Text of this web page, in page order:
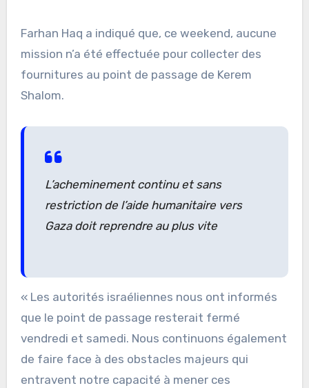
Farhan Haq a indiqué que, ce weekend, aucune
mission n’a été effectuée pour collecter des
fournitures au point de passage de Kerem
Shalom.
L’acheminement continu et sans
restriction de l’aide humanitaire vers
Gaza doit reprendre au plus vite
« Les autorités israéliennes nous ont informés
que le point de passage resterait fermé
vendredi et samedi. Nous continuons également
de faire face à des obstacles majeurs qui
entravent notre capacité à mener ces